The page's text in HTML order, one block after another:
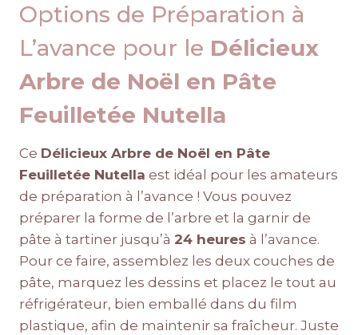
Options de Préparation à
L’avance pour le Délicieux
Arbre de Noël en Pâte
Feuilletée Nutella
Ce Délicieux Arbre de Noël en Pâte
Feuilletée Nutella est idéal pour les amateurs
de préparation à l’avance ! Vous pouvez
préparer la forme de l’arbre et la garnir de
pâte à tartiner jusqu’à 24 heures à l’avance.
Pour ce faire, assemblez les deux couches de
pâte, marquez les dessins et placez le tout au
réfrigérateur, bien emballé dans du film
plastique, afin de maintenir sa fraîcheur. Juste